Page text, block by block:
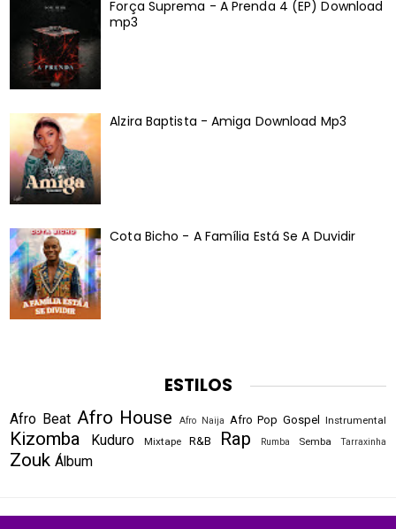
Força Suprema - A Prenda 4 (EP) Download
mp3
Alzira Baptista - Amiga Download Mp3
Cota Bicho - A Família Está Se A Duvidir
ESTILOS
Afro Beat Afro House Afro Naija Afro Pop Gospel Instrumental
Kizomba Kuduro Mixtape R&B Rap Rumba Semba Tarraxinha
Zouk Álbum